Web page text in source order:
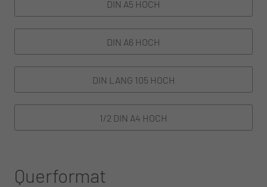
DIN A5 HOCH
DIN A6 HOCH
DIN LANG 105 HOCH
1/2 DIN A4 HOCH
Querformat